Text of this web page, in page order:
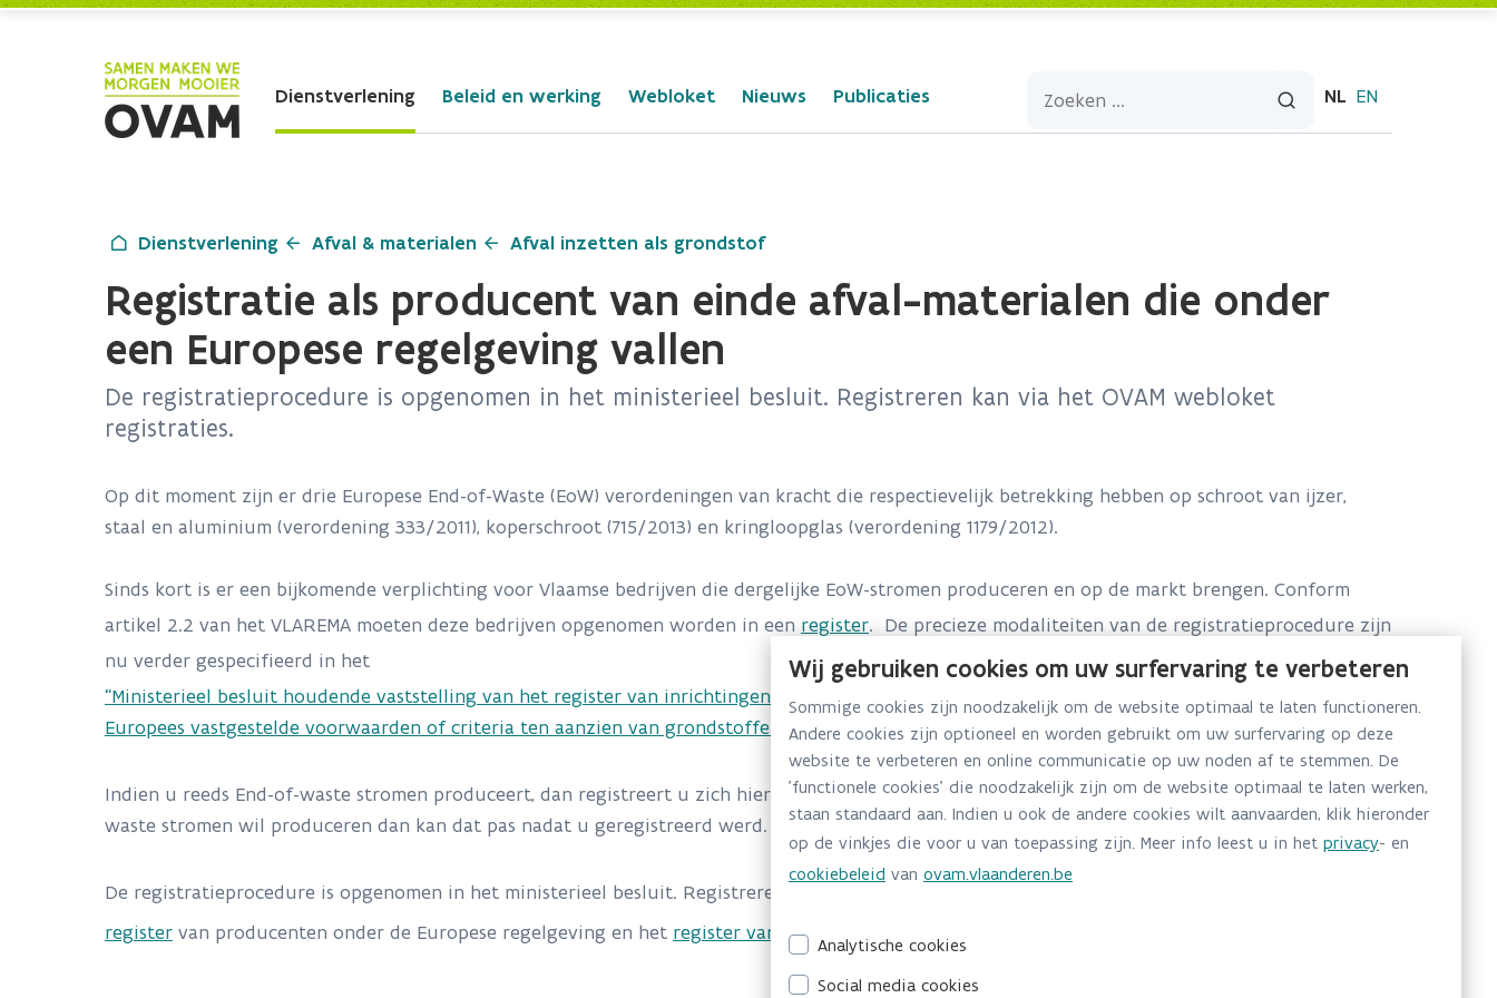
Dienstverlening Beleid en werking Webloket Nieuws Publicaties NL EN
Dienstverlening Afval & materialen Afval inzetten als grondstof
Registratie als producent van einde afval-materialen die onder
een Europese regelgeving vallen
De registratieprocedure is opgenomen in het ministerieel besluit. Registreren kan via het OVAM webloket
registraties.
Op dit moment zijn er drie Europese End-of-Waste (EoW) verordeningen van kracht die respectievelijk betrekking hebben op schroot van ijzer,
staal en aluminium (verordening 333/2011), koperschroot (715/2013) en kringloopglas (verordening 1179/2012).
Sinds kort is er een bijkomende verplichting voor Vlaamse bedrijven die dergelijke EoW-stromen produceren en op de markt brengen. Conform
artikel 2.2 van het VLAREMA moeten deze bedrijven opgenomen worden in een register. De precieze modaliteiten van de registratieprocedure zijn
nu verder gespecifieerd in het
“Ministerieel besluit houdende vaststelling van het register van inrichtingen of ondernemingen die voldoen aan rechtstreeks toepasselijke
Europees vastgestelde voorwaarden of criteria ten aanzien van grondstoffen die ze op de markt brengen” (BS 04.02.2014).
Indien u reeds End-of-waste stromen produceert, dan registreert u zich hiervoor zo snel mogelijk. Indien u in de toekomst dergelijke end-of-
waste stromen wil produceren dan kan dat pas nadat u geregistreerd werd.
De registratieprocedure is opgenomen in het ministerieel besluit. Registreren kan via het OVAM
register van producenten onder de Europese regelgeving en het register van de verleende grondstofverklaringen
Wij gebruiken cookies om uw surfervaring te verbeteren
Sommige cookies zijn noodzakelijk om de website optimaal te laten functioneren.
Andere cookies zijn optioneel en worden gebruikt om uw surfervaring op deze
website te verbeteren en online communicatie op uw noden af te stemmen. De
'functionele cookies' die noodzakelijk zijn om de website optimaal te laten werken,
staan standaard aan. Indien u ook de andere cookies wilt aanvaarden, klik hieronder
op de vinkjes die voor u van toepassing zijn. Meer info leest u in het privacy- en
cookiebeleid van ovam.vlaanderen.be
Analytische cookies
Social media cookies